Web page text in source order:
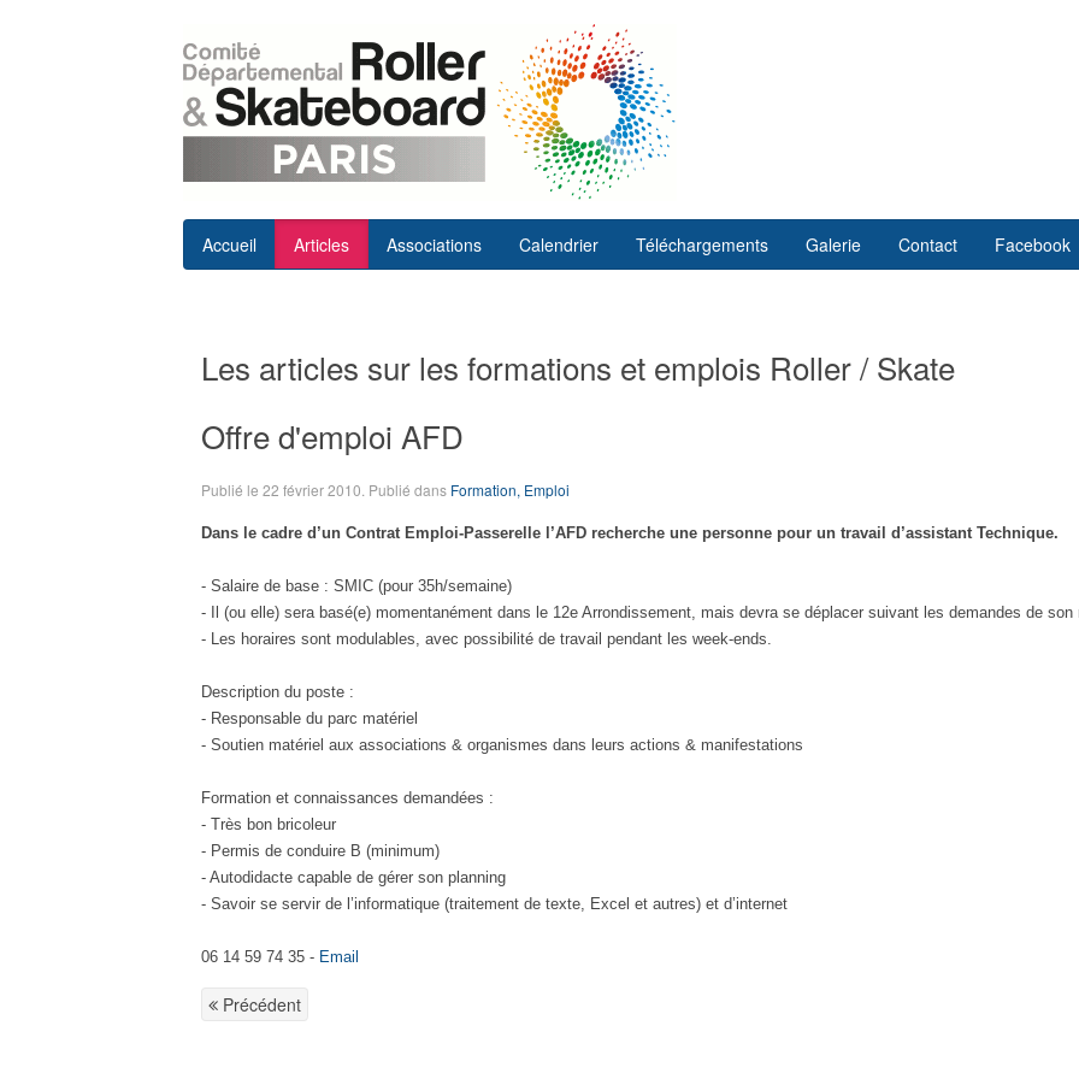
Accueil Articles Associations Calendrier Téléchargements Galerie Contact Facebook
Les articles sur les formations et emplois Roller / Skate
Offre d'emploi AFD
Publié le 22 février 2010 . Publié dans Formation, Emploi
Dans le cadre d’un Contrat Emploi-Passerelle l’AFD recherche une personne pour un travail d’assistant Technique.
- Salaire de base : SMIC (pour 35h/semaine)
- Il (ou elle) sera basé(e) momentanément dans le 12e Arrondissement, mais devra se déplacer suivant les demandes de son
- Les horaires sont modulables, avec possibilité de travail pendant les week-ends.
Description du poste :
- Responsable du parc matériel
- Soutien matériel aux associations & organismes dans leurs actions & manifestations
Formation et connaissances demandées :
- Très bon bricoleur
- Permis de conduire B (minimum)
- Autodidacte capable de gérer son planning
- Savoir se servir de l’informatique (traitement de texte, Excel et autres) et d’internet
06 14 59 74 35 - Email
Précédent